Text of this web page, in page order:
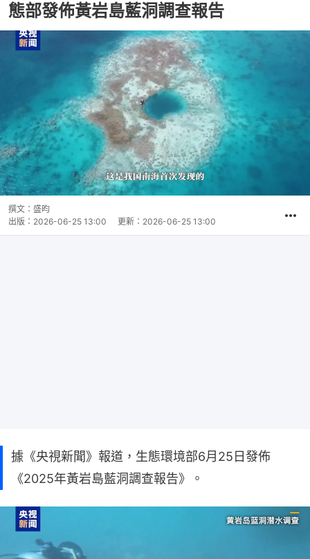
態部發佈黃岩島藍洞調查報告
撰文： 盛昀
出版： 2026-06-25 13:00 更新： 2026-06-25 13:00
據《央視新聞》報道，生態環境部6月25日發佈
《2025年黃岩島藍洞調查報告》。